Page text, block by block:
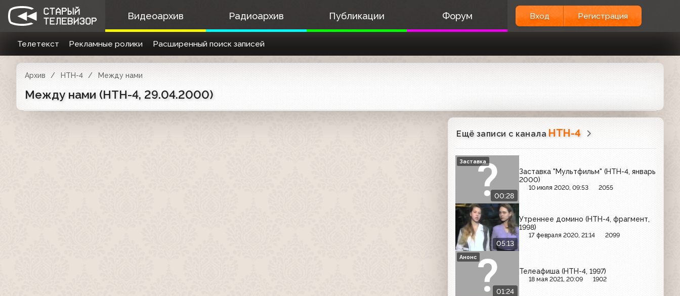
Видеоархив Радиоархив Публикации Форум Вход Регистрация
Телетекст Рекламные ролики Расширенный поиск записей
Архив НТН-4 Между нами
Между нами (НТН-4, 29.04.2000)
Ещё записи с канала НТН-4
00:28
Заставка "Мультфильм" (НТН-4, январь
2000)
10 июля 2020, 09:53 2055
Заставка
05:13
Утреннее домино (НТН-4, фрагмент,
1998)
17 февраля 2020, 21:14 2099
01:24
Телеафиша (НТН-4, 1997)
18 мая 2021, 20:09 1902
Анонс